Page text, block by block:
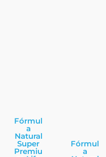
Fórmul
a
Natural
Super
Premiu
Fórmul
a